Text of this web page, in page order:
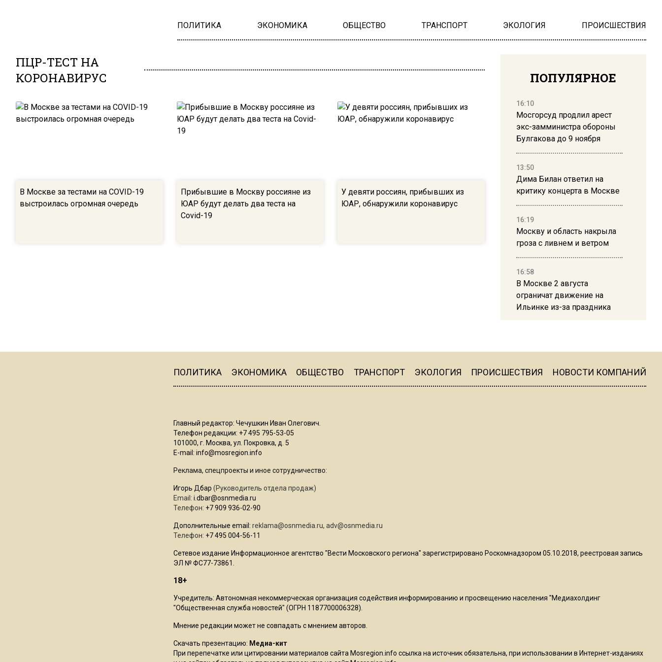
ПОЛИТИКА ЭКОНОМИКА ОБЩЕСТВО ТРАНСПОРТ ЭКОЛОГИЯ ПРОИСШЕСТВИЯ
ПЦР-ТЕСТ НА
КОРОНАВИРУС
В Москве за тестами на COVID-19
выстроилась огромная очередь
Прибывшие в Москву россияне из
ЮАР будут делать два теста на
Covid-19
У девяти россиян, прибывших из
ЮАР, обнаружили коронавирус
ПОПУЛЯРНОЕ
16:10
Мосгорсуд продлил арест
экс-замминистра обороны
Булгакова до 9 ноября
13:50
Дима Билан ответил на
критику концерта в Москве
16:19
Москву и область накрыла
гроза с ливнем и ветром
16:58
В Москве 2 августа
ограничат движение на
Ильинке из-за праздника
Telegram после обвинений
Роман Терюшков назвал
ПОЛИТИКА ЭКОНОМИКА ОБЩЕСТВО ТРАНСПОРТ ЭКОЛОГИЯ ПРОИСШЕСТВИЯ НОВОСТИ КОМПАНИЙ
Главный редактор: Чечушкин Иван Олегович.
Телефон редакции: +7 495 795-53-05
101000, г. Москва, ул. Покровка, д. 5
E-mail: info@mosregion.info
Реклама, спецпроекты и иное сотрудничество:
Игорь Дбар (Руководитель отдела продаж)
Email: i.dbar@osnmedia.ru
Телефон: +7 909 936-02-90
Дополнительные email: reklama@osnmedia.ru, adv@osnmedia.ru
Телефон: +7 495 004-56-11
Сетевое издание Информационное агентство "Вести Московского региона" зарегистрировано Роскомнадзором 05.10.2018, реестровая запись
ЭЛ № ФС77-73861.
18+
Учредитель: Автономная некоммерческая организация содействия информированию и просвещению населения "Медиахолдинг
"Общественная служба новостей" (ОГРН 1187700006328).
Мнение редакции может не совпадать с мнением авторов.
Скачать презентацию: Медиа-кит
При перепечатке или цитировании материалов сайта Mosregion.info ссылка на источник обязательна, при использовании в Интернет-изданиях